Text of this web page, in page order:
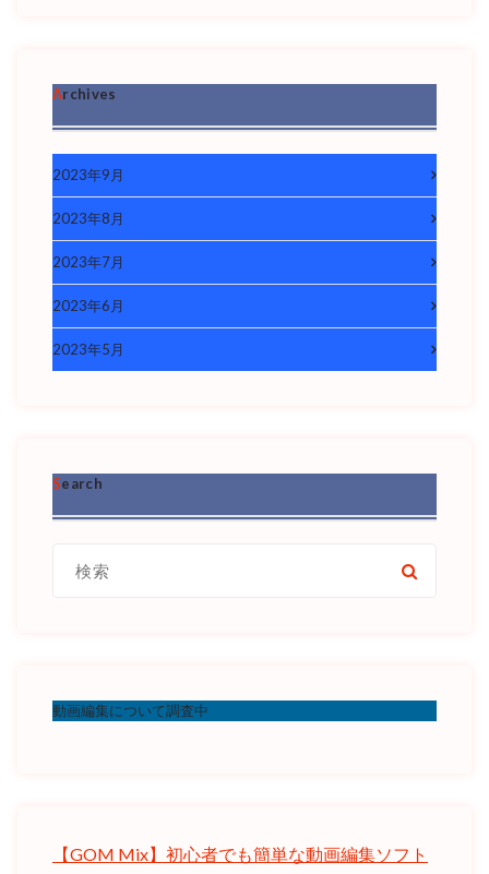
Archives
2023年9月
2023年8月
2023年7月
2023年6月
2023年5月
Search
動画編集について調査中
【GOM Mix】初心者でも簡単な動画編集ソフト